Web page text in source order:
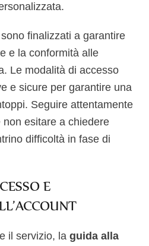
finalizzati a garantire
e la conformità alle
Le modalità di accesso
e sicure per garantire una
Seguire attentamente
esitare a chiedere
difficoltà in fase di
E
il servizio, la guida alla